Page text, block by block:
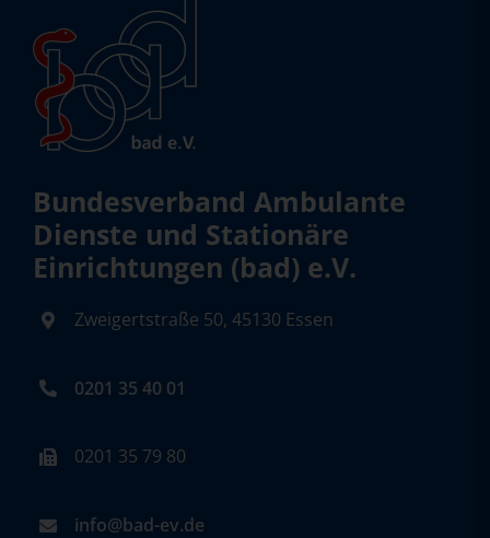
Bundesverband Ambulante
Dienste und Stationäre
Einrichtungen (bad) e.V.
Zweigertstraße 50, 45130 Essen
0201 35 40 01
0201 35 79 80
info@bad-ev.de